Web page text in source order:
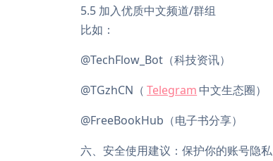
5.5 加入优质中文频道/群组
比如：
@TechFlow_Bot（科技资讯）
@TGzhCN（ Telegram 中文生态圈）
@FreeBookHub（电子书分享）
六、安全使用建议：保护你的账号隐私